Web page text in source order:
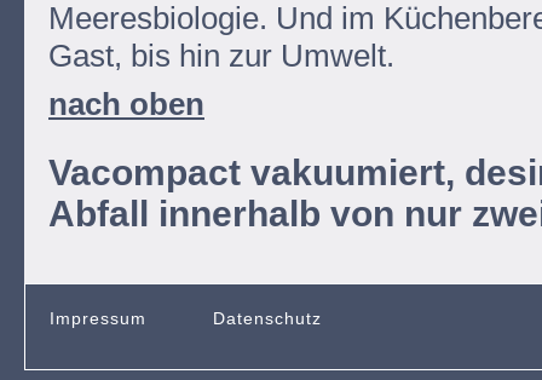
Meeresbiologie. Und im
Gast, bis hin zur Umwelt.
nach oben
Vacompact vakuumiert,
Abfall innerhalb von nur
Impressum Datenschutz